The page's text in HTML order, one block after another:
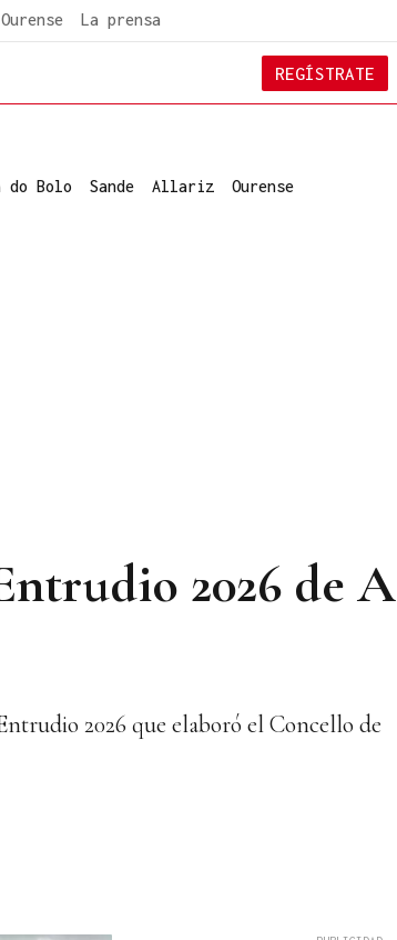
La prensa
REGÍSTRATE
do Bolo Sande Allariz Ourense
2026 de A
2026 que elaboró el Concello de